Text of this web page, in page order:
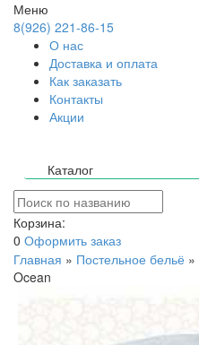
Меню
8(926) 221-86-15
О нас
Доставка и оплата
Как заказать
Контакты
Акции
Каталог
Корзина:
0 Оформить заказ
Главная » Постельное бельё »
Ocean